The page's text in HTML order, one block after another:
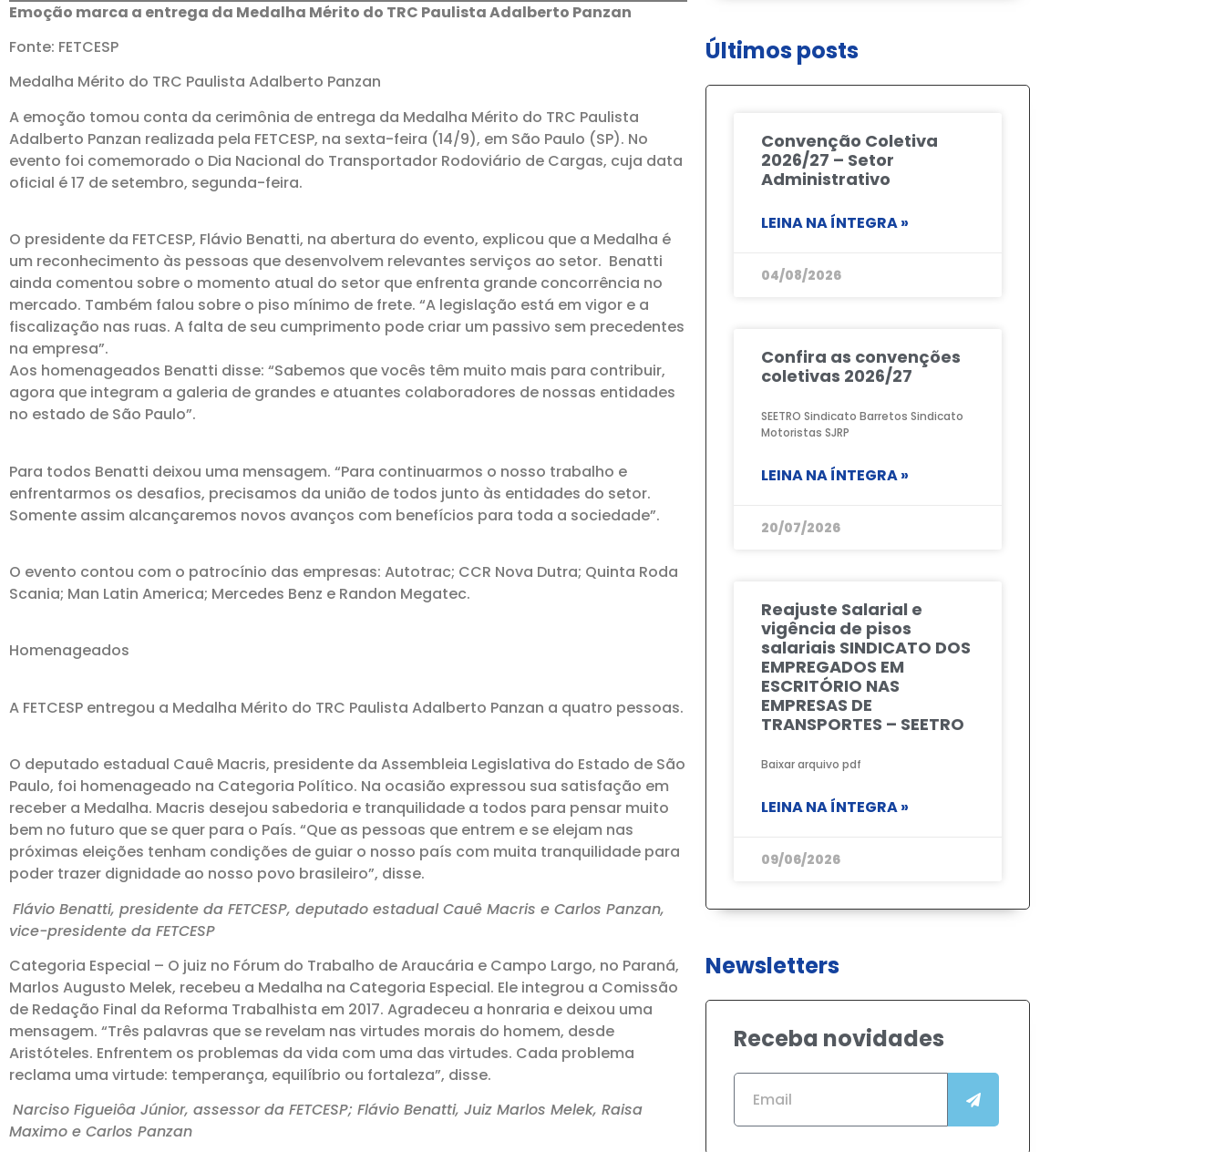
Emoção marca a entrega da Medalha Mérito do TRC Paulista Adalberto Panzan
Fonte: FETCESP
Medalha Mérito do TRC Paulista Adalberto Panzan
A emoção tomou conta da cerimônia de entrega da Medalha Mérito do TRC Paulista
Adalberto Panzan realizada pela FETCESP, na sexta-feira (14/9), em São Paulo (SP). No
evento foi comemorado o Dia Nacional do Transportador Rodoviário de Cargas, cuja data
oficial é 17 de setembro, segunda-feira.
O presidente da FETCESP, Flávio Benatti, na abertura do evento, explicou que a Medalha é
um reconhecimento às pessoas que desenvolvem relevantes serviços ao setor. Benatti
ainda comentou sobre o momento atual do setor que enfrenta grande concorrência no
mercado. Também falou sobre o piso mínimo de frete. “A legislação está em vigor e a
fiscalização nas ruas. A falta de seu cumprimento pode criar um passivo sem precedentes
na empresa”.
Aos homenageados Benatti disse: “Sabemos que vocês têm muito mais para contribuir,
agora que integram a galeria de grandes e atuantes colaboradores de nossas entidades
no estado de São Paulo”.
Para todos Benatti deixou uma mensagem. “Para continuarmos o nosso trabalho e
enfrentarmos os desafios, precisamos da união de todos junto às entidades do setor.
Somente assim alcançaremos novos avanços com benefícios para toda a sociedade”.
O evento contou com o patrocínio das empresas: Autotrac; CCR Nova Dutra; Quinta Roda
Scania; Man Latin America; Mercedes Benz e Randon Megatec.
Homenageados
A FETCESP entregou a Medalha Mérito do TRC Paulista Adalberto Panzan a quatro pessoas.
O deputado estadual Cauê Macris, presidente da Assembleia Legislativa do Estado de São
Paulo, foi homenageado na Categoria Político. Na ocasião expressou sua satisfação em
receber a Medalha. Macris desejou sabedoria e tranquilidade a todos para pensar muito
bem no futuro que se quer para o País. “Que as pessoas que entrem e se elejam nas
próximas eleições tenham condições de guiar o nosso país com muita tranquilidade para
poder trazer dignidade ao nosso povo brasileiro”, disse.
Flávio Benatti, presidente da FETCESP, deputado estadual Cauê Macris e Carlos Panzan,
vice-presidente da FETCESP
Categoria Especial – O juiz no Fórum do Trabalho de Araucária e Campo Largo, no Paraná,
Marlos Augusto Melek, recebeu a Medalha na Categoria Especial. Ele integrou a Comissão
de Redação Final da Reforma Trabalhista em 2017. Agradeceu a honraria e deixou uma
mensagem. “Três palavras que se revelam nas virtudes morais do homem, desde
Aristóteles. Enfrentem os problemas da vida com uma das virtudes. Cada problema
reclama uma virtude: temperança, equilíbrio ou fortaleza”, disse.
Narciso Figueiôa Júnior, assessor da FETCESP; Flávio Benatti, Juiz Marlos Melek, Raisa
Maximo e Carlos Panzan
Últimos posts
Convenção Coletiva
2026/27 – Setor
Administrativo
LEINA NA ÍNTEGRA »
04/08/2026
Confira as convenções
coletivas 2026/27
SEETRO Sindicato Barretos Sindicato
Motoristas SJRP
LEINA NA ÍNTEGRA »
20/07/2026
Reajuste Salarial e
vigência de pisos
salariais SINDICATO DOS
EMPREGADOS EM
ESCRITÓRIO NAS
EMPRESAS DE
TRANSPORTES – SEETRO
Baixar arquivo pdf
LEINA NA ÍNTEGRA »
09/06/2026
Newsletters
Receba novidades